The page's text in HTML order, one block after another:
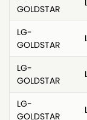
GOLDSTAR
LG-
GOLDSTAR
LG-
GOLDSTAR
LG-
GOLDSTAR